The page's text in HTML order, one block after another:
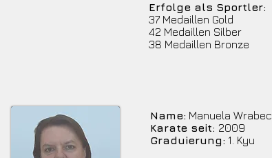
Erfolge als Sportler:
37 Medaillen Gold
42 Medaillen Silber
38 Medaillen Bronze
Name: Manuela Wrabec
Karate seit: 2009
Graduierung: 1. Kyu